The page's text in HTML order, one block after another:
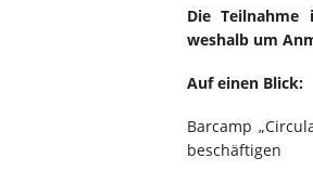
Die
weshalb um
Auf einen Blick:
Barcamp
beschäftigen